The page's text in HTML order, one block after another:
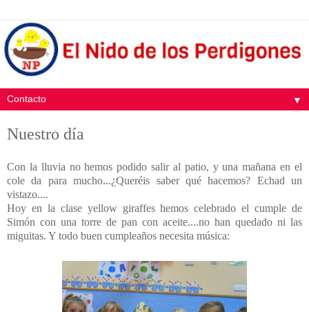
▼
Nuestro día
Con la lluvia no hemos podido salir al patio, y una mañana en el
cole da para mucho...¿Queréis saber qué hacemos? Echad un
vistazo....
Hoy en la clase yellow giraffes hemos celebrado el cumple de
Simón con una torre de pan con aceite....no han quedado ni las
miguitas. Y todo buen cumpleaños necesita música: